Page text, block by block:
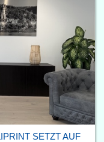
SETZT AUF